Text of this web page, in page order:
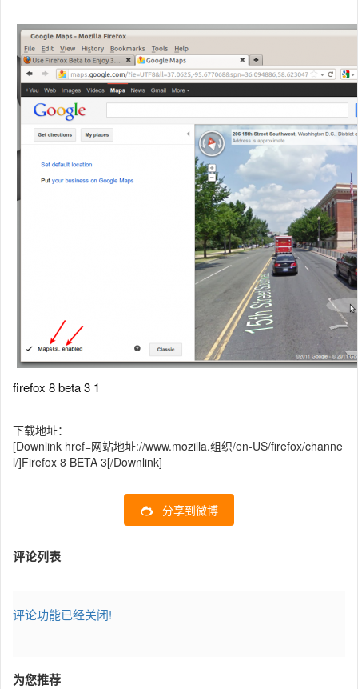
firefox 8 beta 3 1
下载地址：
[Downlink href=网站地址://www.mozilla.组织/en-US/firefox/channe
l/]Firefox 8 BETA 3[/Downlink]
分享到微博
评论列表
评论功能已经关闭!
为您推荐